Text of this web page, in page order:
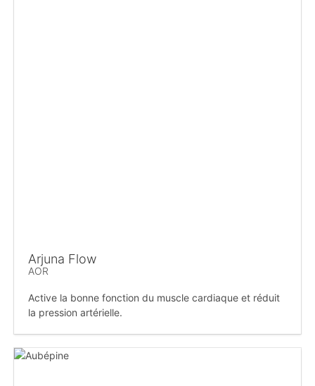
Arjuna Flow
AOR
Active la bonne fonction du muscle cardiaque et réduit
la pression artérielle.